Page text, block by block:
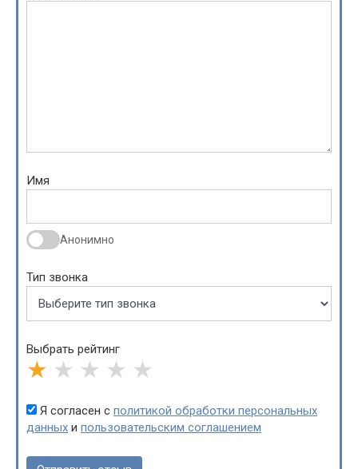
Имя
Анонимно
Тип звонка
Выбрать рейтинг
★ ★ ★ ★ ★
Я согласен с политикой обработки персональных
данных и пользовательским соглашением